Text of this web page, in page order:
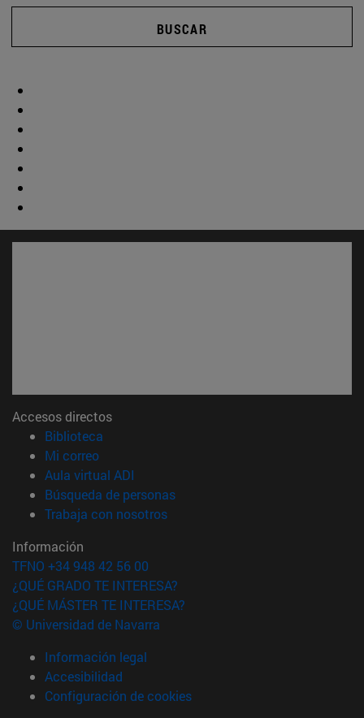
BUSCAR
Accesos directos
Biblioteca
Mi correo(abre en nueva ventana)
Aula virtual ADI
Búsqueda de personas(abre en nueva ventana)
Trabaja con nosotros(abre en nueva ventana)
Información
TFNO +34 948 42 56 00
¿QUÉ GRADO TE INTERESA?
¿QUÉ MÁSTER TE INTERESA?
© Universidad de Navarra
Información legal
Accesibilidad
Configuración de cookies